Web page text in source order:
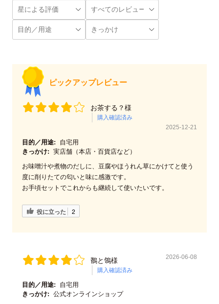
ピックアップレビュー
お茶する？様
購入確認済み
2025-12-21
目的／用途:
自宅用
きっかけ: 実店舗（本店・百貨店など）
お味噌汁や煮物のだしに、豆腐やほうれん草にかけてと使う
度に削りたての匂いと味に感激です。
お手頃セットでこれからも継続して使いたいです。
役に立った 2
鶺と鴒様
購入確認済み
2026-06-08
目的／用途:
自宅用
きっかけ: 公式オンラインショップ